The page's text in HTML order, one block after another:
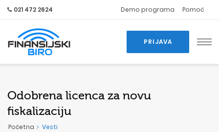
021 472 2624 Demo programa Pomoć
PRIJAVA
Odobrena licenca za novu
fiskalizaciju
Početna Vesti